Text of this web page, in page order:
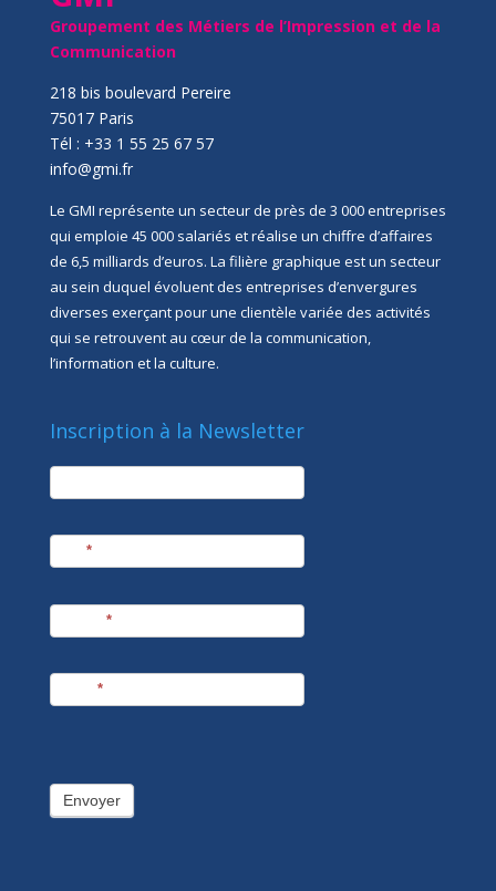
Groupement des Métiers de l’Impression et de la
Communication
218 bis boulevard Pereire
75017 Paris
Tél : +33 1 55 25 67 57
info@gmi.fr
Le GMI représente un secteur de près de 3 000 entreprises
qui emploie 45 000 salariés et réalise un chiffre d’affaires
de 6,5 milliards d’euros. La filière graphique est un secteur
au sein duquel évoluent des entreprises d’envergures
diverses exerçant pour une clientèle variée des activités
qui se retrouvent au cœur de la communication,
l’information et la culture.
Inscription à la Newsletter
newsletter
*
*
*
Envoyer